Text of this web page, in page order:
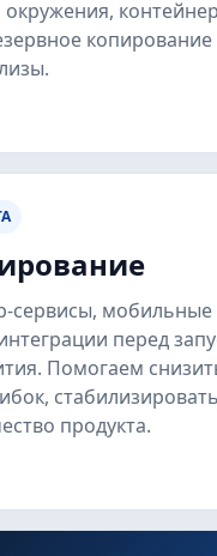
окружения,
копирование
сервисы, мобильные
перед
Помогаем
продукта.